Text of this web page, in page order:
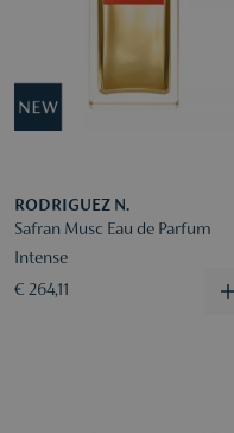
RODRIGUEZ N.
Safran Musc Eau de Parfum
Intense
€ 264,11